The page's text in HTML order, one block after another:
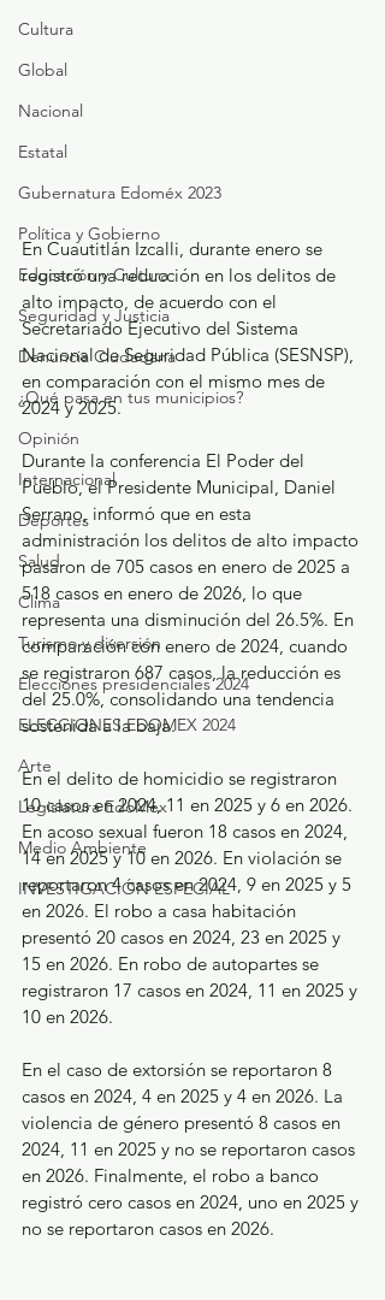
Cultura
Global
Nacional
Estatal
Gubernatura Edoméx 2023
Política y Gobierno
Educación y Cultura
Seguridad y Justicia
Denuncia Ciudadana
¿Qué pasa en tus municipios?
Opinión
Internacional
Deportes
Salud
Clima
Turismo y diversión
Elecciones presidenciales 2024
ELECCIONES EDOMEX 2024
Arte
Legislatura EdoMéx
Medio Ambiente
INVESTIGACIÓN ESPECIAL
En Cuautitlán Izcalli, durante enero se
registró una reducción en los delitos de
alto impacto, de acuerdo con el
Secretariado Ejecutivo del Sistema
Nacional de Seguridad Pública (SESNSP),
en comparación con el mismo mes de
2024 y 2025.
Durante la conferencia El Poder del
Pueblo, el Presidente Municipal, Daniel
Serrano, informó que en esta
administración los delitos de alto impacto
pasaron de 705 casos en enero de 2025 a
518 casos en enero de 2026, lo que
representa una disminución del 26.5%. En
comparación con enero de 2024, cuando
se registraron 687 casos, la reducción es
del 25.0%, consolidando una tendencia
sostenida a la baja.
En el delito de homicidio se registraron
10 casos en 2024, 11 en 2025 y 6 en 2026.
En acoso sexual fueron 18 casos en 2024,
14 en 2025 y 10 en 2026. En violación se
reportaron 4 casos en 2024, 9 en 2025 y 5
en 2026. El robo a casa habitación
presentó 20 casos en 2024, 23 en 2025 y
15 en 2026. En robo de autopartes se
registraron 17 casos en 2024, 11 en 2025 y
10 en 2026.
En el caso de extorsión se reportaron 8
casos en 2024, 4 en 2025 y 4 en 2026. La
violencia de género presentó 8 casos en
2024, 11 en 2025 y no se reportaron casos
en 2026. Finalmente, el robo a banco
registró cero casos en 2024, uno en 2025 y
no se reportaron casos en 2026.